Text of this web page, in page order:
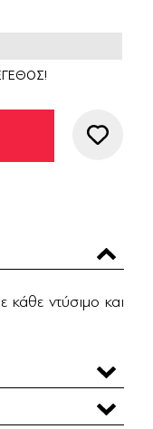
κάθε ντύσιμο και